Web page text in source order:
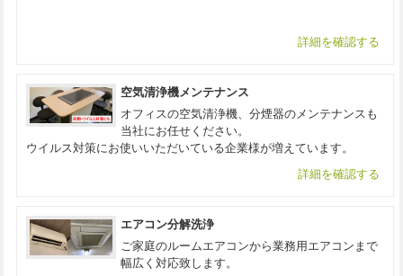
詳細を確認する
空気清浄機メンテナンス
オフィスの空気清浄機、分煙器のメンテナンスも
当社にお任せください。
ウイルス対策にお使いいただいている企業様が増えています。
詳細を確認する
エアコン分解洗浄
ご家庭のルームエアコンから業務用エアコンまで
幅広く対応致します。